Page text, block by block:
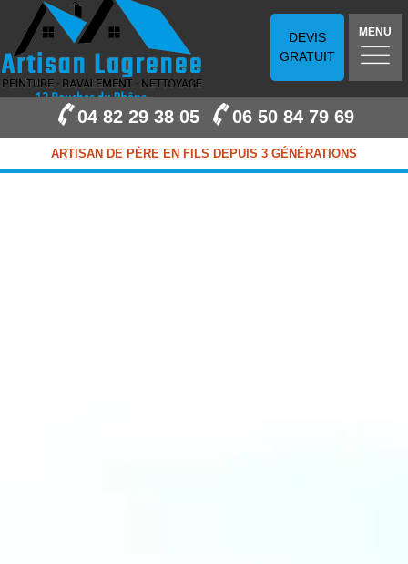
DEVIS
GRATUIT
MENU
04 82 29 38 05 06 50 84 79 69
ARTISAN DE PÈRE EN FILS DEPUIS 3 GÉNÉRATIONS